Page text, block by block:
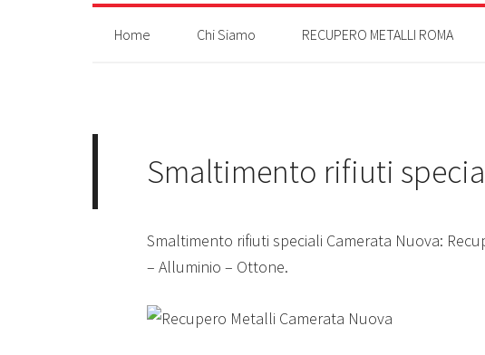
Home Chi Siamo RECUPERO METALLI ROMA
Smaltimento rifiuti
Smaltimento rifiuti speciali Camerata Nuova:
– Alluminio – Ottone.